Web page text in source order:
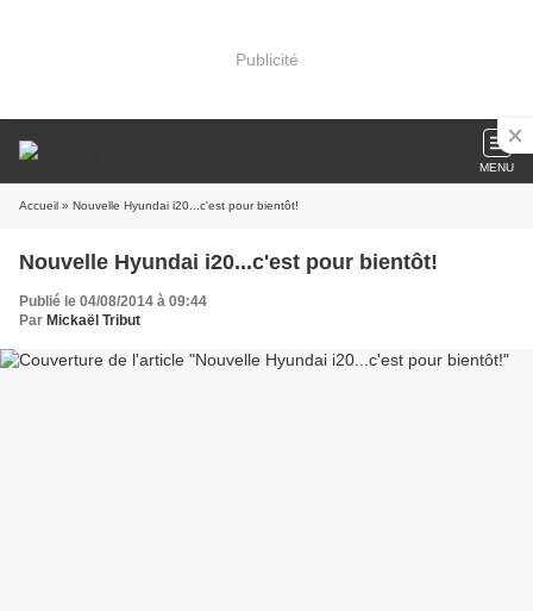
Publicité
MENU
Accueil » Nouvelle Hyundai i20...c'est pour bientôt!
Nouvelle Hyundai i20...c'est pour bientôt!
Publié le 04/08/2014 à 09:44
Par Mickaël Tribut